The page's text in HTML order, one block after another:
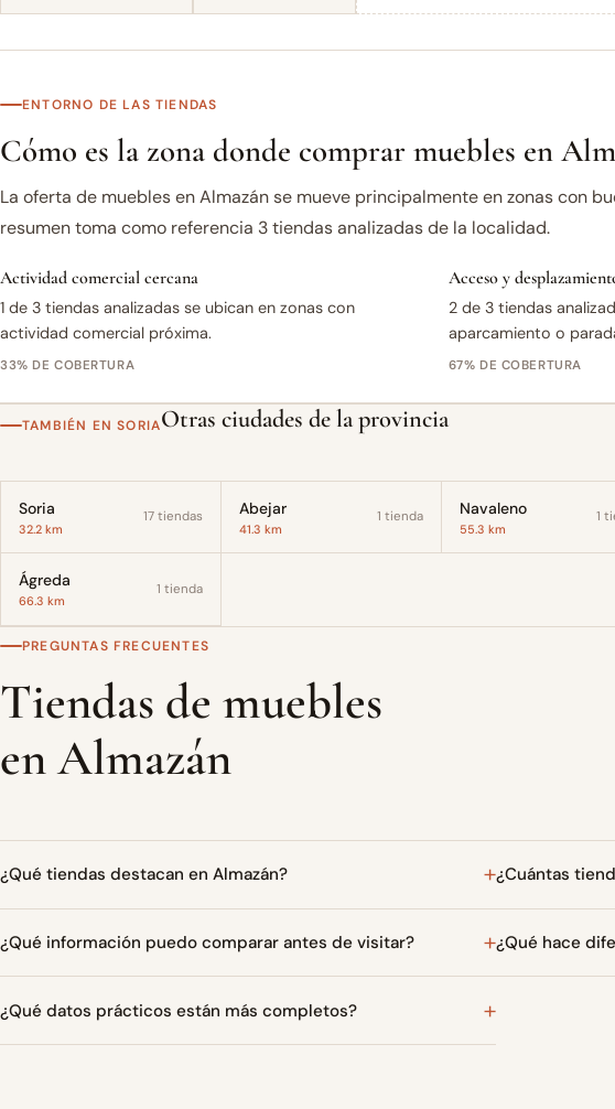
ENTORNO DE LAS TIENDAS
Cómo es la zona donde comprar muebles en
La oferta de muebles en Almazán se mueve principalmente en zonas con
resumen toma como referencia 3 tiendas analizadas de la localidad.
Actividad comercial cercana
1 de 3 tiendas analizadas se ubican en zonas con
actividad comercial próxima.
33% DE COBERTURA
Acceso y
2 de 3 tiendas
aparcamiento o
67% DE COBERTURA
TAMBIÉN EN SORIAOtras ciudades de la provincia
Soria
32.2 km
17 tiendas Abejar
41.3 km
1 tienda Navaleno
55.3 km
1
Ágreda
66.3 km
1 tienda
PREGUNTAS FRECUENTES
Tiendas de muebles
en Almazán
¿Qué tiendas destacan en Almazán? ¿Cuántas
¿Qué información puedo comparar antes de visitar? ¿Qué hace
¿Qué datos prácticos están más completos?